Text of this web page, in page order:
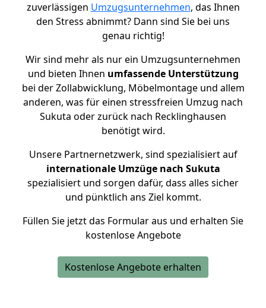
zuverlässigen Umzugsunternehmen, das Ihnen
den Stress abnimmt? Dann sind Sie bei uns
genau richtig!
Wir sind mehr als nur ein Umzugsunternehmen
und bieten Ihnen umfassende Unterstützung
bei der Zollabwicklung, Möbelmontage und allem
anderen, was für einen stressfreien Umzug nach
Sukuta oder zurück nach Recklinghausen
benötigt wird.
Unsere Partnernetzwerk, sind spezialisiert auf
internationale Umzüge nach Sukuta
spezialisiert und sorgen dafür, dass alles sicher
und pünktlich ans Ziel kommt.
Füllen Sie jetzt das Formular aus und erhalten Sie
kostenlose Angebote
Kostenlose Angebote erhalten